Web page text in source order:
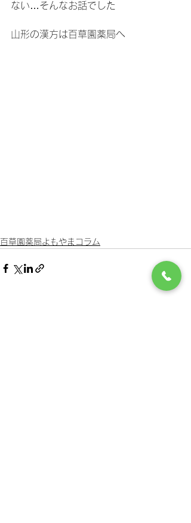
ない…そんなお話でした
山形の漢方は百草園薬局へ
百草園薬局よもやまコラム